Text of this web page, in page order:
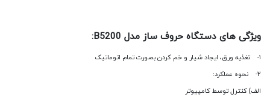
ویژگی های دستگاه حروف ساز مدل B5200:
۱- تغذیه ورق، ایجاد شیار و خم کردن بصورت تمام اتوماتیک
۲- نحوه عملکرد:
الف) کنترل توسط کامپیوتر